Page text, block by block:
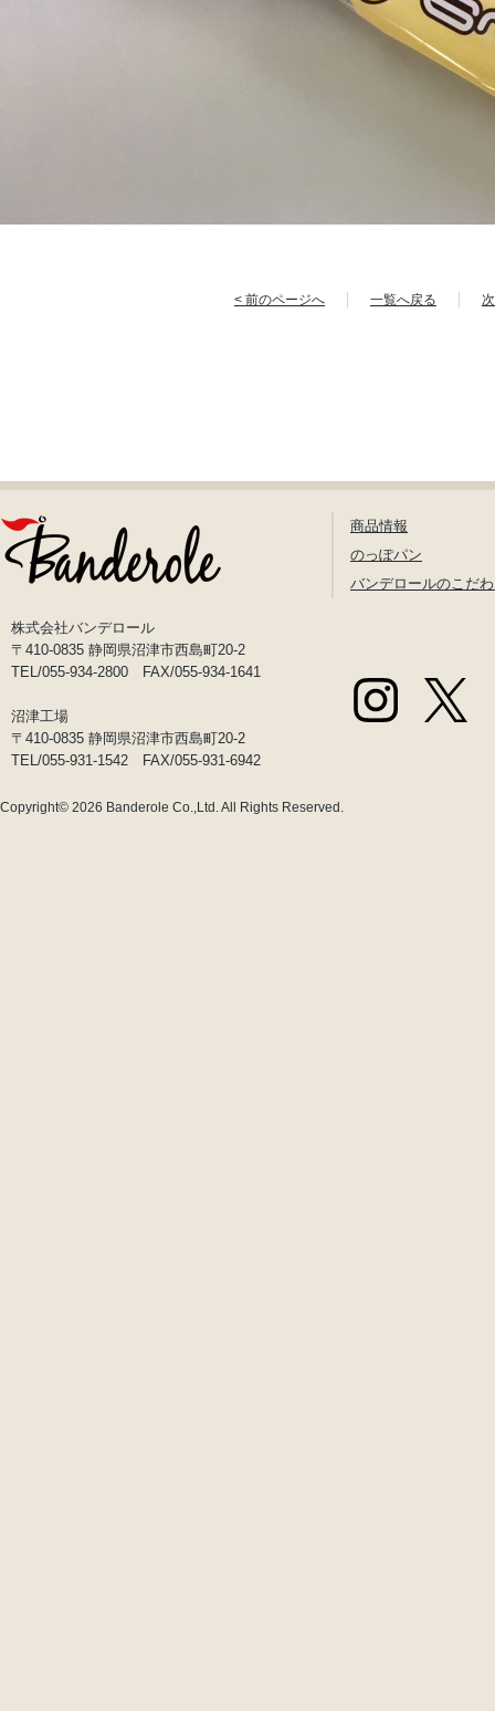
< 前のページへ 一覧へ戻る
株式会社バンデロール
〒410-0835 静岡県沼津市西島町20-2
TEL/055-934-2800 FAX/055-934-1641
沼津工場
〒410-0835 静岡県沼津市西島町20-2
TEL/055-931-1542 FAX/055-931-6942
商品情報
のっぽパン
バンデロールのこだ
Copyright© 2026 Banderole Co.,Ltd.All Rights Reserved.